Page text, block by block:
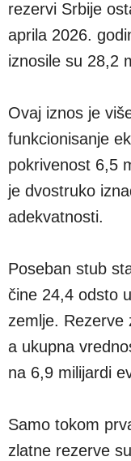
rezervi Srbije
aprila 2026.
iznosile su 28,2
Ovaj iznos je
funkcionisanje
pokrivenost 6,5
je dvostruko
adekvatnosti.
Poseban stub
čine 24,4 odsto
zemlje. Rezerve
a ukupna
na 6,9 milijardi
Samo tokom
zlatne rezerve